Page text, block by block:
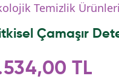
Temizlik Ürünleri
Çamaşır
TL